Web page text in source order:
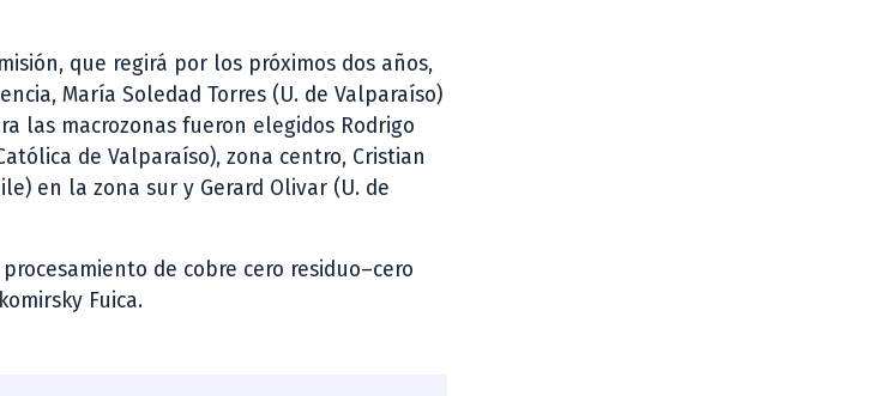
que regirá por los próximos dos años,
María Soledad Torres (U. de Valparaíso)
las macrozonas fueron elegidos Rodrigo
de Valparaíso), zona centro, Cristian
en la zona sur y Gerard Olivar (U. de
de cobre cero residuo–cero
Fuica.